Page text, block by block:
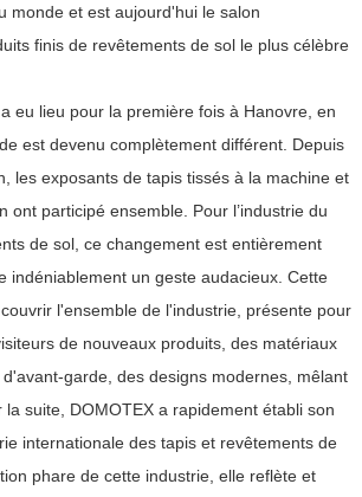
monde et est aujourd'hui le salon
finis de revêtements de sol le plus célèbre
eu lieu pour la première fois à Hanovre, en
est devenu complètement différent. Depuis
les exposants de tapis tissés à la machine et
ont participé ensemble. Pour l’industrie du
de sol, ce changement est entièrement
indéniablement un geste audacieux. Cette
l'ensemble de l'industrie, présente pour
de nouveaux produits, des matériaux
garde, des designs modernes, mêlant
suite, DOMOTEX a rapidement établi son
internationale des tapis et revêtements de
phare de cette industrie, elle reflète et